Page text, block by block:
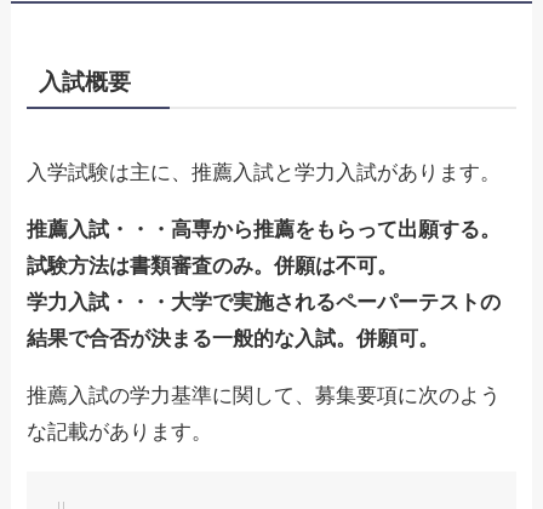
入試概要
入学試験は主に、推薦入試と学力入試があります。
推薦入試・・・高専から推薦をもらって出願する。
試験方法は書類審査のみ。併願は不可。
学力入試・・・大学で実施されるペーパーテストの
結果で合否が決まる一般的な入試。併願可。
推薦入試の学力基準に関して、募集要項に次のよう
な記載があります。